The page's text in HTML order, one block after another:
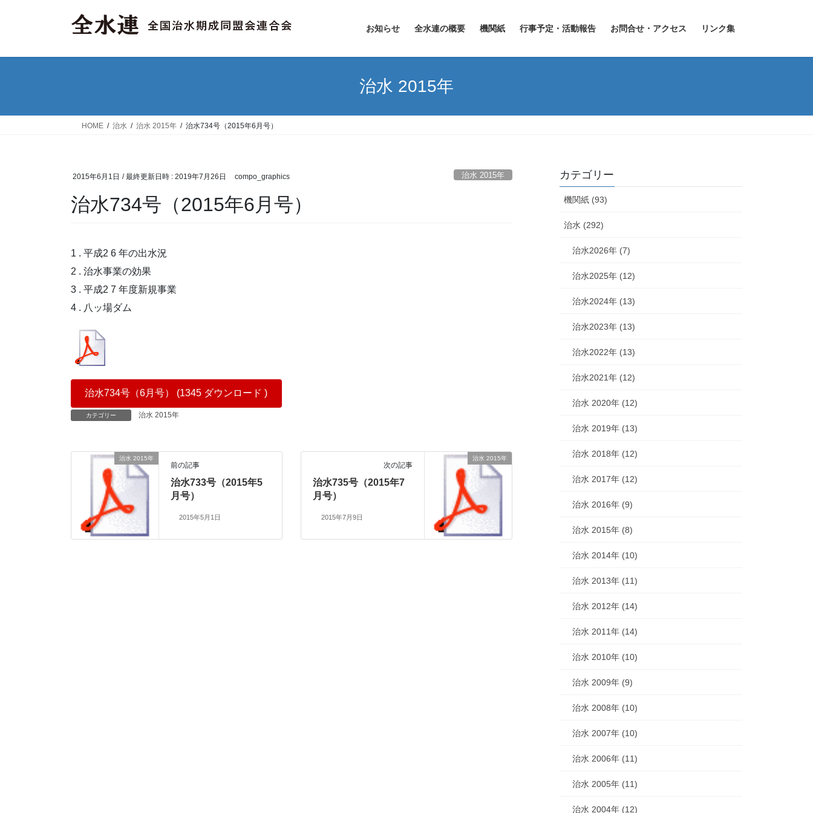
お知らせ 全水連の概要 機関紙 行事予定・活動報告 お問合せ・アクセス リンク集
治水 2015年
HOME 治水 治水 2015年 治水734号（2015年6月号）
2015年6月1日 / 最終更新日時 : 2019年7月26日 compo_graphics 治水 2015年
治水734号（2015年6月号）
1 . 平成2 6 年の出水況
2 . 治水事業の効果
3 . 平成2 7 年度新規事業
4 . 八ッ場ダム
治水734号（6月号） (1345 ダウンロード )
カテゴリー 治水 2015年
治水 2015年
前の記事
治水733号（2015年5
月号）
2015年5月1日
治水 2015年
次の記事
治水735号（2015年7
月号）
2015年7月9日
カテゴリー
機関紙 (93)
治水 (292)
治水2026年 (7)
治水2025年 (12)
治水2024年 (13)
治水2023年 (13)
治水2022年 (13)
治水2021年 (12)
治水 2020年 (12)
治水 2019年 (13)
治水 2018年 (12)
治水 2017年 (12)
治水 2016年 (9)
治水 2015年 (8)
治水 2014年 (10)
治水 2013年 (11)
治水 2012年 (14)
治水 2011年 (14)
治水 2010年 (10)
治水 2009年 (9)
治水 2008年 (10)
治水 2007年 (10)
治水 2006年 (11)
治水 2005年 (11)
治水 2004年 (12)